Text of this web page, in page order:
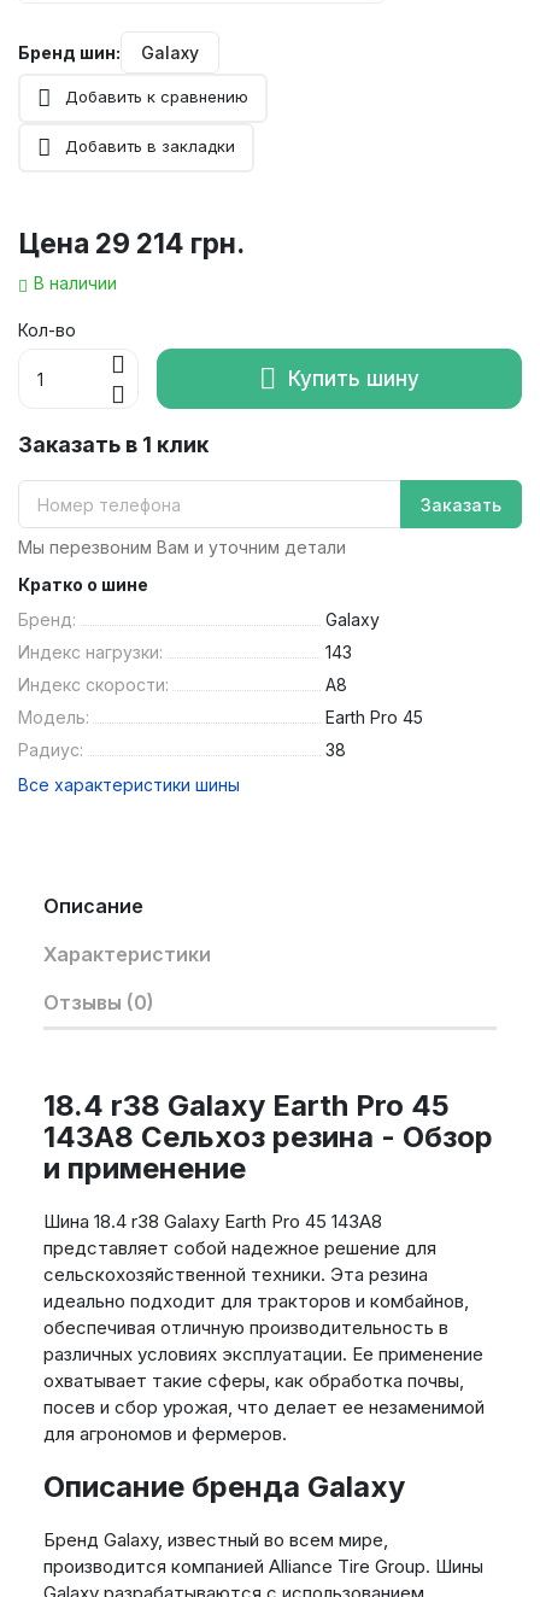
Бренд шин: Galaxy
Добавить к сравнению
Добавить в закладки
Цена 29 214 грн.
В наличии
Кол-во
Купить шину
Заказать в 1 клик
Заказать
Мы перезвоним Вам и уточним детали
Кратко о шине
Бренд:
Galaxy
Индекс нагрузки:
143
Индекс скорости:
A8
Модель:
Earth Pro 45
Радиус:
38
Все характеристики шины
Описание
Характеристики
Отзывы (0)
18.4 r38 Galaxy Earth Pro 45
143A8 Сельхоз резина - Обзор
и применение
Шина 18.4 r38 Galaxy Earth Pro 45 143A8
представляет собой надежное решение для
сельскохозяйственной техники. Эта резина
идеально подходит для тракторов и комбайнов,
обеспечивая отличную производительность в
различных условиях эксплуатации. Ее применение
охватывает такие сферы, как обработка почвы,
посев и сбор урожая, что делает ее незаменимой
для агрономов и фермеров.
Описание бренда Galaxy
Бренд Galaxy, известный во всем мире,
производится компанией Alliance Tire Group. Шины